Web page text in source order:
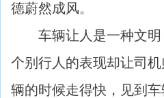
德蔚然成风。
车辆让人是一种文明
个别行人的表现却让司
辆的时候走得快，见到